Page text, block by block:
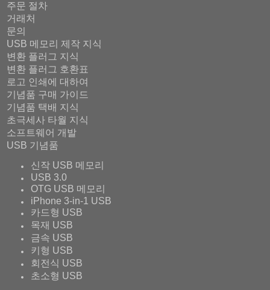
주문 절차
거래처
문의
USB 메모리 제작 지식
변환 플러그 지식
변환 플러그 호환표
로고 인쇄에 대하여
기념품 구매 가이드
기념품 택배 지식
초극세사 타월 지식
소프트웨어 개발
USB 기념품
신작 USB 메모리
USB 3.0
OTG USB 메모리
iPhone 3-in-1 USB
카드형 USB
목재 USB
금속 USB
키형 USB
회전식 USB
초소형 USB